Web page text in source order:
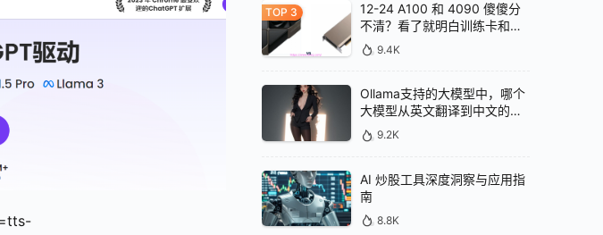
12-24 A100 和 4090 傻傻分
不清？看了就明白训练卡和推
理卡的区别
9.4K
Ollama支持的大模型中，哪个
大模型从英文翻译到中文的效
果最好
9.2K
AI 炒股工具深度洞察与应用指
南
8.8K